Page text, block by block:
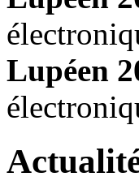
Lupéen